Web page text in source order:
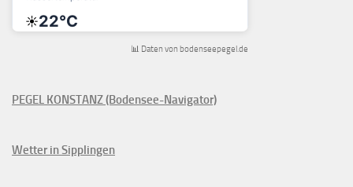
📊 Daten von bodenseepegel.de
PEGEL KONSTANZ (Bodensee-Navigator)
Wetter in Sipplingen